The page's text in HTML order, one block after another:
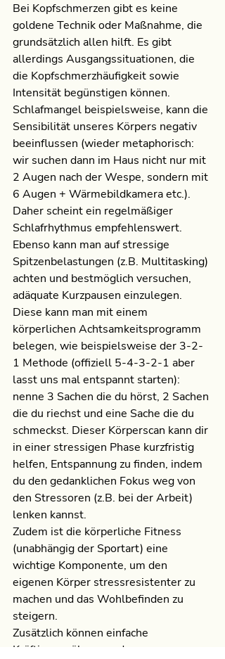
Bei Kopfschmerzen gibt es keine
goldene Technik oder Maßnahme, die
grundsätzlich allen hilft. Es gibt
allerdings Ausgangssituationen, die
die Kopfschmerzhäufigkeit sowie
Intensität begünstigen können.
Schlafmangel beispielsweise, kann die
Sensibilität unseres Körpers negativ
beeinflussen (wieder metaphorisch:
wir suchen dann im Haus nicht nur mit
2 Augen nach der Wespe, sondern mit
6 Augen + Wärmebildkamera etc.).
Daher scheint ein regelmäßiger
Schlafrhythmus empfehlenswert.
Ebenso kann man auf stressige
Spitzenbelastungen (z.B. Multitasking)
achten und bestmöglich versuchen,
adäquate Kurzpausen einzulegen.
Diese kann man mit einem
körperlichen Achtsamkeitsprogramm
belegen, wie beispielsweise der 3-2-
1 Methode (offiziell 5-4-3-2-1 aber
lasst uns mal entspannt starten):
nenne 3 Sachen die du hörst, 2 Sachen
die du riechst und eine Sache die du
schmeckst. Dieser Körperscan kann dir
in einer stressigen Phase kurzfristig
helfen, Entspannung zu finden, indem
du den gedanklichen Fokus weg von
den Stressoren (z.B. bei der Arbeit)
lenken kannst.
Zudem ist die körperliche Fitness
(unabhängig der Sportart) eine
wichtige Komponente, um den
eigenen Körper stressresistenter zu
machen und das Wohlbefinden zu
steigern.
Zusätzlich können einfache
Kräftigungsübungen der